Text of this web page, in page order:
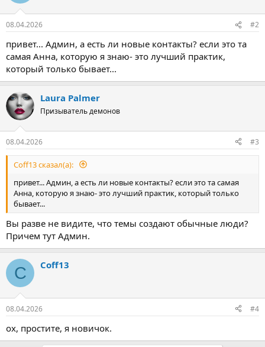
08.04.2026 #2
привет... Админ, а есть ли новые контакты? если это та
самая Анна, которую я знаю- это лучший практик,
который только бывает...
Laura Palmer
Призыватель демонов
08.04.2026 #3
Coff13 сказал(а):
привет... Админ, а есть ли новые контакты? если это та самая
Анна, которую я знаю- это лучший практик, который только
бывает...
Вы разве не видите, что темы создают обычные люди?
Причем тут Админ.
C Coff13
08.04.2026 #4
ох, простите, я новичок.